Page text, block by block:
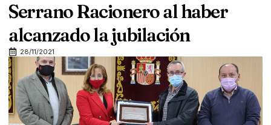
Serrano Racionero al haber
alcanzado la jubilación
28/11/2021